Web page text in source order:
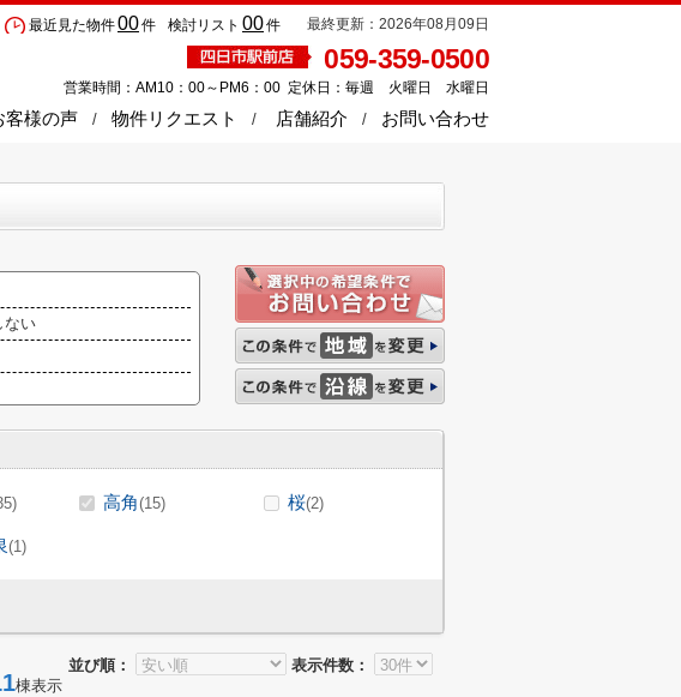
最終更新：2026年08月09日
検討リスト 00件
最近見た物件00件
059-359-0500
営業時間：AM10：00～PM6：00 定休日：毎週 火曜日 水曜日
お問い合わせ
店舗紹介
物件リクエスト
客様の声
ない
高角(15) 桜(2)
(1)
並び順：
表示件数：
棟表示